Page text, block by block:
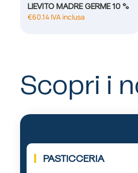
LIEVITO MADRE GERME 10 %
€60.14 IVA inclusa
Scopri i
PASTICCERIA